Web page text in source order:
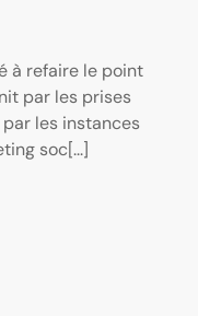
à refaire le point
par les prises
les instances
soc[...]